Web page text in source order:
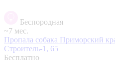
Беспородная
~7 мес.
Пропала собака Приморский
Строитель-1, 65
Бесплатно